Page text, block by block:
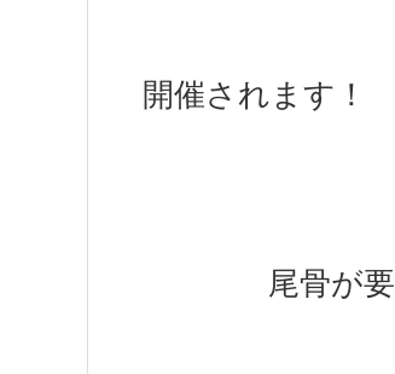
開催されます！
尾骨が要